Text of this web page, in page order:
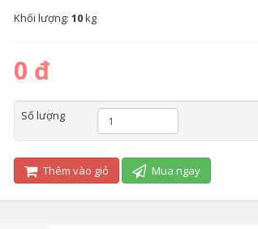
Khối lượng: 10kg
0 đ
Số lượng
Thêm vào giỏ Mua ngay